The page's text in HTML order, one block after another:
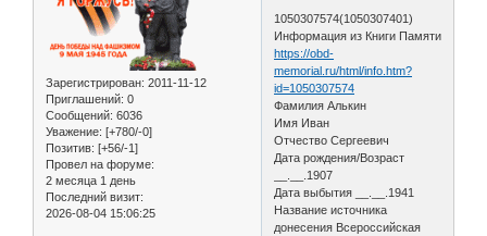
Зарегистрирован: 2011-11-12
Приглашений: 0
Сообщений: 6036
Уважение: [+780/-0]
Позитив: [+56/-1]
Провел на форуме:
2 месяца 1 день
Последний визит:
2026-08-04 15:06:25
1050307574(1050307401)
Информация из Книги Памяти
https://obd-
memorial.ru/html/info.htm?
id=1050307574
Фамилия Алькин
Имя Иван
Отчество Сергеевич
Дата рождения/Возраст
__.__.1907
Дата выбытия __.__.1941
Название источника
донесения Всероссийская